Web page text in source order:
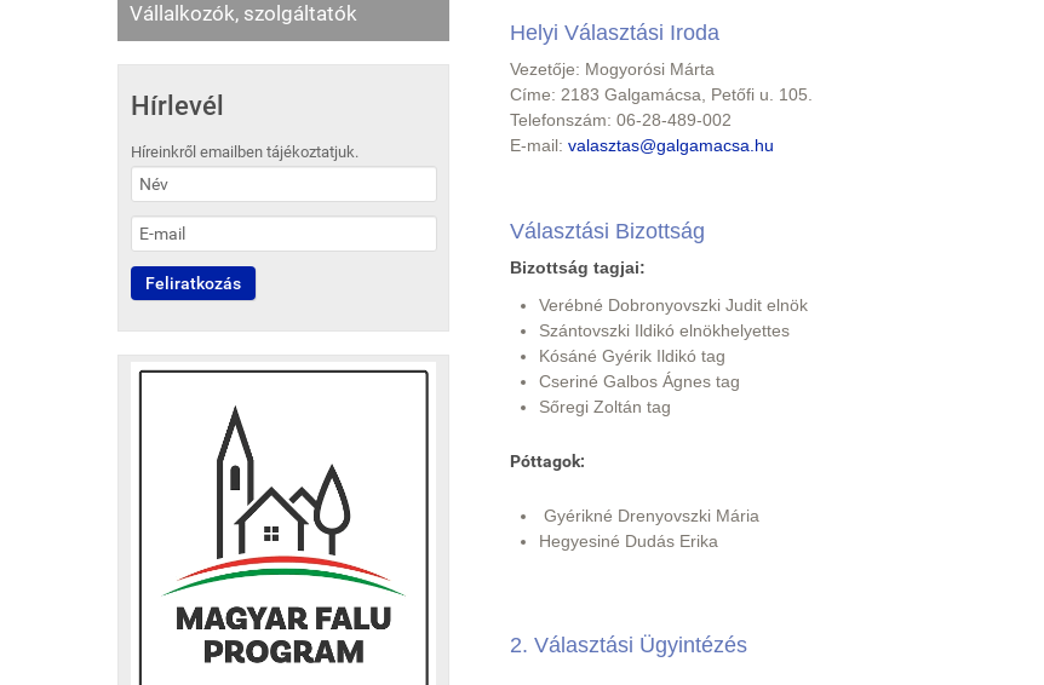
Vállalkozók, szolgáltatók
Hírlevél
Híreinkről emailben tájékoztatjuk.
Helyi Választási Iroda
Vezetője: Mogyorósi Márta
Címe: 2183 Galgamácsa, Petőfi u. 105.
Telefonszám: 06-28-489-002
E-mail: valasztas@galgamacsa.hu
Választási Bizottság
Bizottság tagjai:
Verébné Dobronyovszki Judit elnök
Szántovszki Ildikó elnökhelyettes
Kósáné Gyérik Ildikó tag
Cseriné Galbos Ágnes tag
Sőregi Zoltán tag
Póttagok:
Gyérikné Drenyovszki Mária
Hegyesiné Dudás Erika
2. Választási Ügyintézés